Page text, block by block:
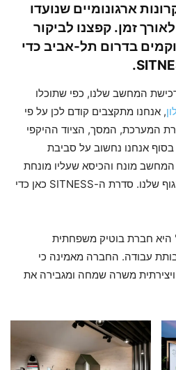
ארגונומיים שנועדו
זמן. קפצנו לביקור
בדרום תל-אביב כדי
המחשב שלנו, כפי שתוכלו
, אנחנו מתקצבים קודם לכן על פי
המערכת, המסך, הציוד ההיקפי
אנחנו נחשוב על סביבת
מונח והכיסא שעליו מונחת
פיסת הציוד היקרה ביותר – הגוף שלנו. סדרת ה-SITNESS כאן כדי
היא חברת בוטיק משפחתית
עבודה. החברה מאמינה כי
משרה שמחה ומגבירה את